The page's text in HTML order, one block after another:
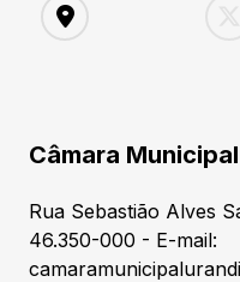
Câmara
Rua Sebastião Alves
46.350-000 - E-mail: